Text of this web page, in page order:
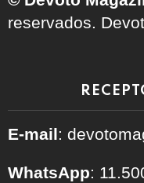
reservados.
E-mail:
WhatsApp: